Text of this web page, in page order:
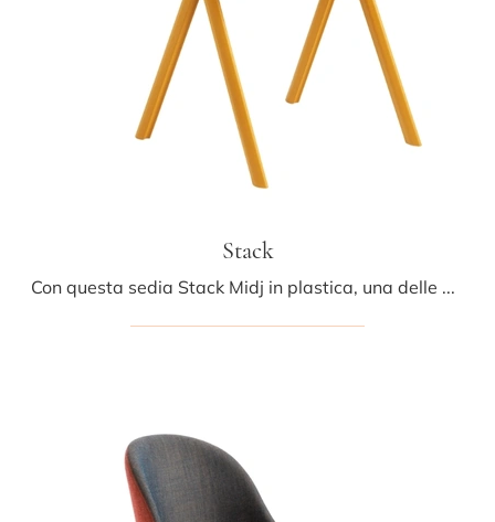
Stack
Con questa sedia Stack Midj in plastica, una delle nostre sedute impilabili moderne, potrai arricchire i tuoi locali.